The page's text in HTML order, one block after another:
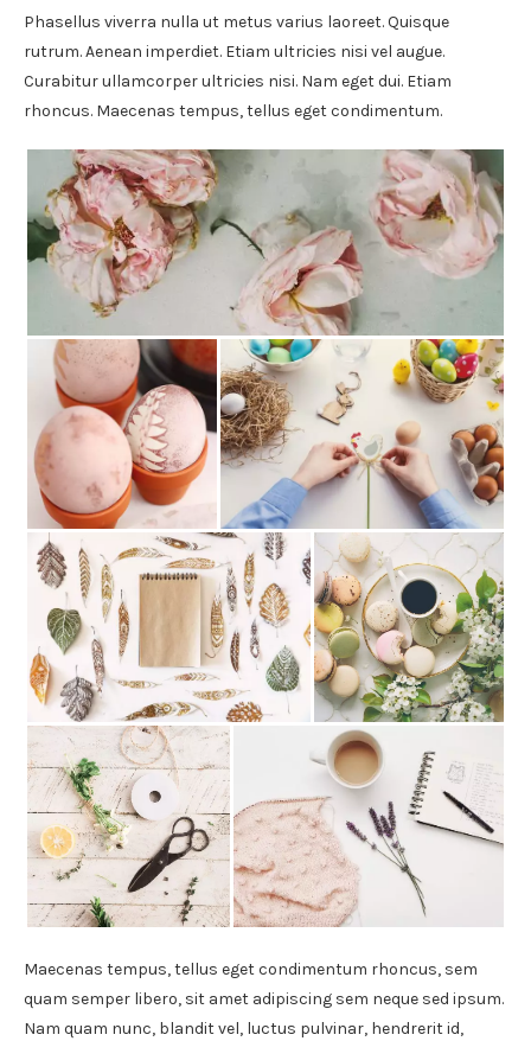
Phasellus viverra nulla ut metus varius laoreet. Quisque
rutrum. Aenean imperdiet. Etiam ultricies nisi vel augue.
Curabitur ullamcorper ultricies nisi. Nam eget dui. Etiam
rhoncus. Maecenas tempus, tellus eget condimentum.
Maecenas tempus, tellus eget condimentum rhoncus, sem
quam semper libero, sit amet adipiscing sem neque sed ipsum.
Nam quam nunc, blandit vel, luctus pulvinar, hendrerit id,